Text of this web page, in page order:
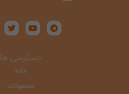
دسترسی ها
خانه
محصولات